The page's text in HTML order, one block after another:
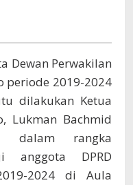
Dewan Perwakilan
periode 2019-2024
dilakukan Ketua
Lukman Bachmid
dalam rangka
anggota DPRD
2024 di Aula